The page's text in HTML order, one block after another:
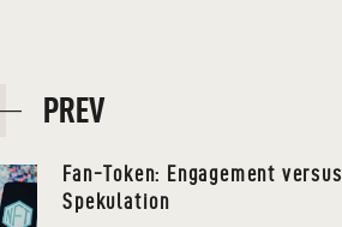
PREV
Fan-Token: Engagement versus
Spekulation